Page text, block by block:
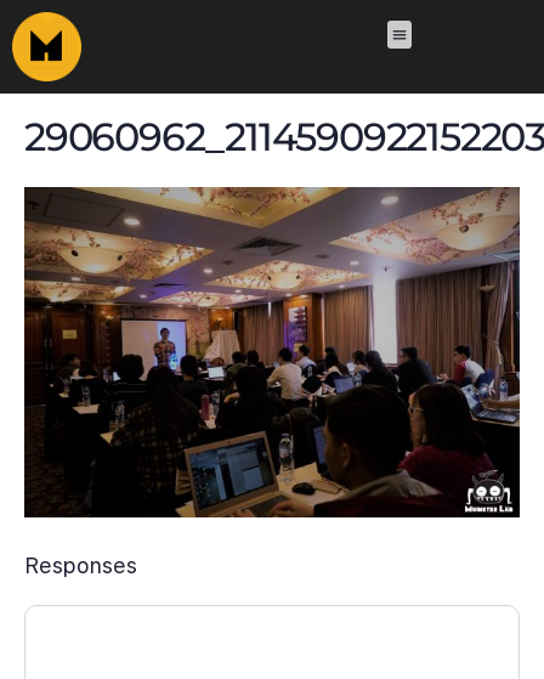
Responses